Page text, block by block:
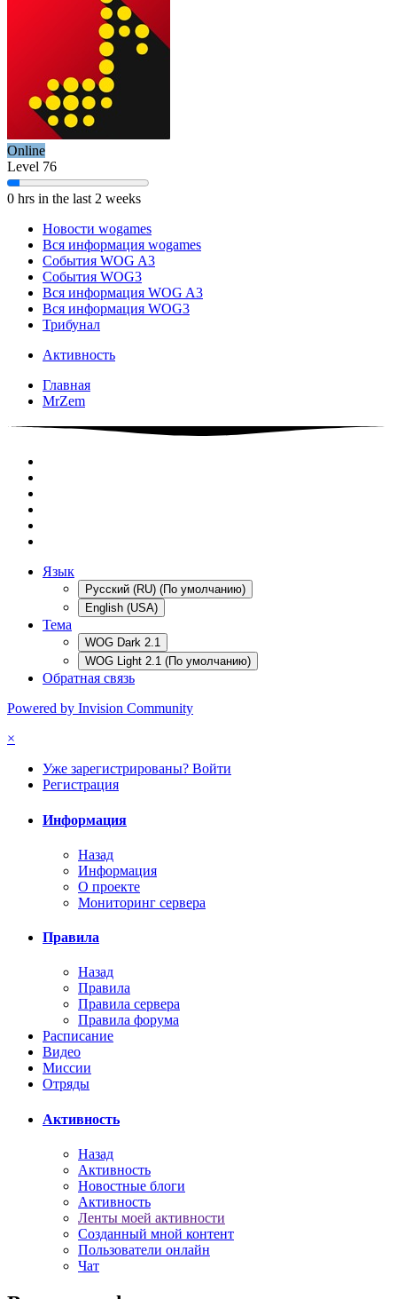
Online
Level 76
0 hrs in the last 2 weeks
Новости wogames
Вся информация wogames
События WOG A3
События WOG3
Вся информация WOG A3
Вся информация WOG3
Трибунал
Активность
Главная
MrZem
Язык
Русский (RU) (По умолчанию)
English (USA)
Тема
WOG Dark 2.1
WOG Light 2.1 (По умолчанию)
Обратная связь
Powered by Invision Community
×
Уже зарегистрированы? Войти
Регистрация
Информация
Назад
Информация
О проекте
Мониторинг сервера
Правила
Назад
Правила
Правила сервера
Правила форума
Расписание
Видео
Миссии
Отряды
Активность
Назад
Активность
Новостные блоги
Активность
Ленты моей активности
Созданный мной контент
Пользователи онлайн
Чат